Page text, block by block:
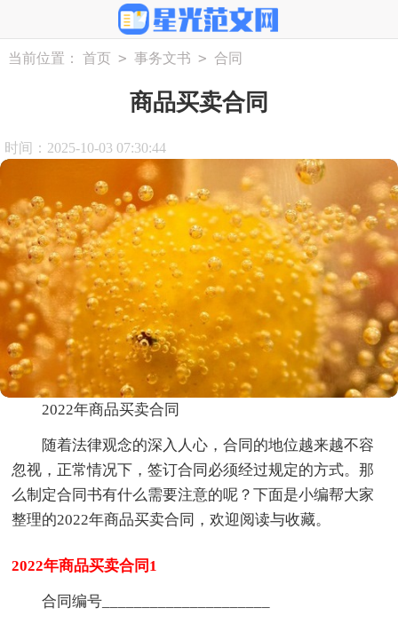
当前位置： 首页 > 事务文书 > 合同
商品买卖合同
时间：2025-10-03 07:30:44
2022年商品买卖合同
随着法律观念的深入人心，合同的地位越来越不容
忽视，正常情况下，签订合同必须经过规定的方式。那
么制定合同书有什么需要注意的呢？下面是小编帮大家
整理的2022年商品买卖合同，欢迎阅读与收藏。
2022年商品买卖合同1
合同编号_____________________